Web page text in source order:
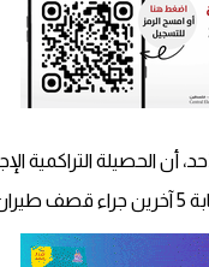
للعدوان الإسرائيلي منذ 2